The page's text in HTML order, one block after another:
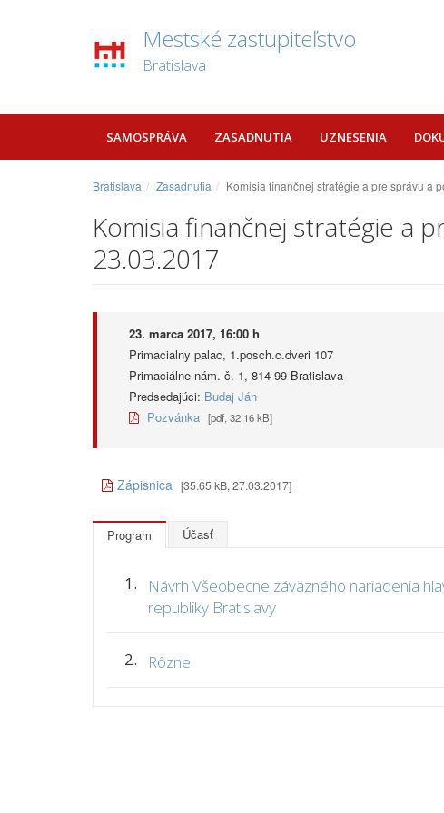
Mestské zastupiteľstvo
Bratislava
SAMOSPRÁVA ZASADNUTIA UZNESENIA
Bratislava Zasadnutia Komisia finančnej stratégie a pre správu a
Komisia finančnej stratégie a
23.03.2017
23. marca 2017, 16:00 h
Primacialny palac, 1.posch.c.dveri 107
Primaciálne nám. č. 1, 814 99 Bratislava
Predsedajúci: Budaj Ján
Pozvánka [pdf, 32.16 kB]
Zápisnica [35.65 kB, 27.03.2017]
Program Účasť
1.
Návrh Všeobecne záväzného nariadenia
republiky Bratislavy
2. Rôzne